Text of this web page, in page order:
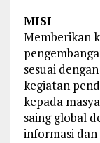
MISI
Memberikan
sesuai
kegiatan
kepada
saing global
informasi